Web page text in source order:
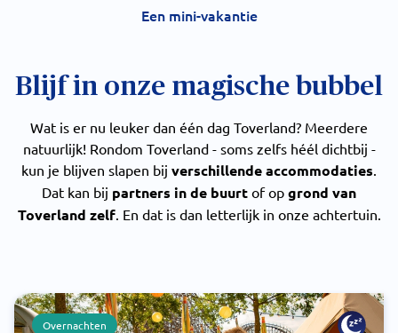
Een mini-vakantie
Blijf in onze magische bubbel
Wat is er nu leuker dan één dag Toverland? Meerdere
natuurlijk! Rondom Toverland - soms zelfs héél dichtbij -
kun je blijven slapen bij verschillende accommodaties.
Dat kan bij partners in de buurt of op grond van
Toverland zelf. En dat is dan letterlijk in onze achtertuin.
Overnachten